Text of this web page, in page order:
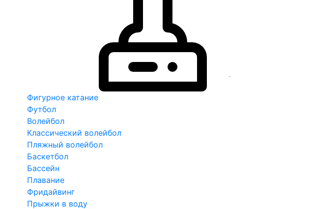
Фигурное катание
Футбол
Волейбол
Классический волейбол
Пляжный волейбол
Баскетбол
Бассейн
Плавание
Фридайвинг
Прыжки в воду